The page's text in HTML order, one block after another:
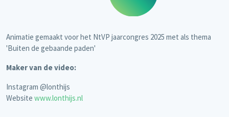
Animatie gemaakt voor het NtVP jaarcongres 2025 met als thema
'Buiten de gebaande paden'
Maker van de video:
Instagram @lonthijs
Website www.lonthijs.nl